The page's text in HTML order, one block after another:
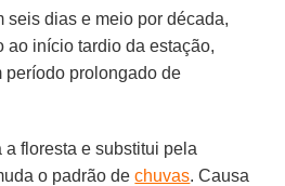
seis dias e meio por década,
ao início tardio da estação,
período prolongado de
floresta e substitui pela
o padrão dechuvas. Causa